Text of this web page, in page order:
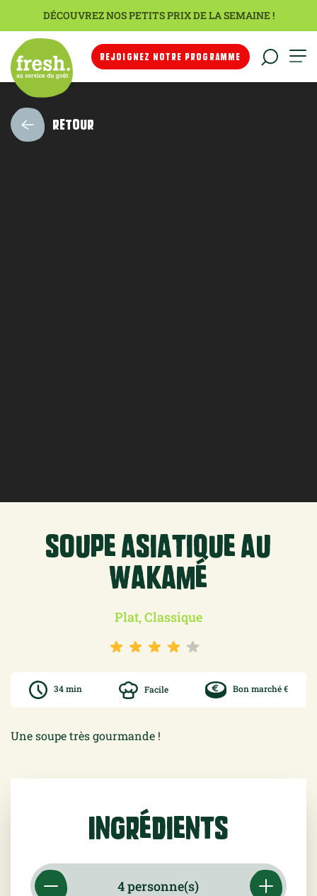
DÉCOUVREZ NOS PETITS PRIX DE LA SEMAINE !
REJOIGNEZ NOTRE PROGRAMME
RETOUR
soupe asiatique au
wakamé
Plat, Classique
34 min Facile Bon marché €
Une soupe très gourmande !
Ingrédients